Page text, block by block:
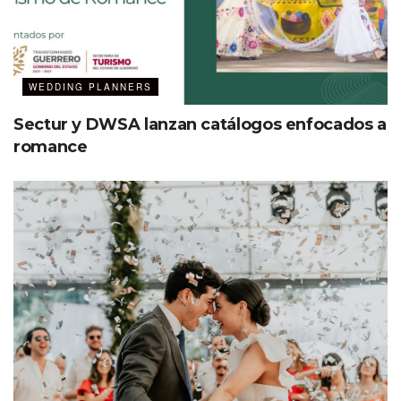
WEDDING PLANNERS
Sectur y DWSA lanzan catálogos enfocados a
romance